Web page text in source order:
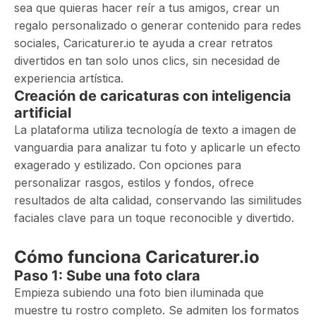
sea que quieras hacer reír a tus amigos, crear un
regalo personalizado o generar contenido para redes
sociales, Caricaturer.io te ayuda a crear retratos
divertidos en tan solo unos clics, sin necesidad de
experiencia artística.
Creación de caricaturas con inteligencia
artificial
La plataforma utiliza tecnología de texto a imagen de
vanguardia para analizar tu foto y aplicarle un efecto
exagerado y estilizado. Con opciones para
personalizar rasgos, estilos y fondos, ofrece
resultados de alta calidad, conservando las similitudes
faciales clave para un toque reconocible y divertido.
Cómo funciona Caricaturer.io
Paso 1: Sube una foto clara
Empieza subiendo una foto bien iluminada que
muestre tu rostro completo. Se admiten los formatos